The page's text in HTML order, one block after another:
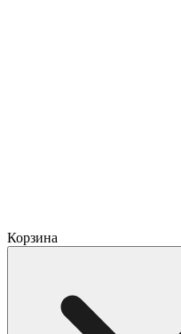
Корзина